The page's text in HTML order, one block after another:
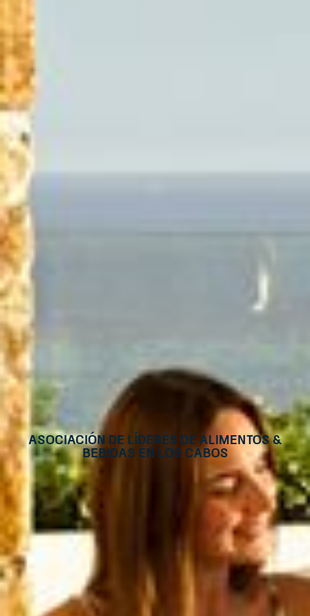
Asociación de líderes de alimentos &
bebidas en Los Cabos